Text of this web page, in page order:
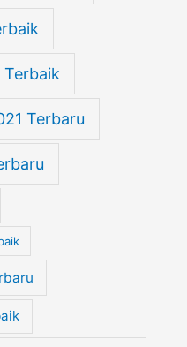
Terbaik
Terbaru